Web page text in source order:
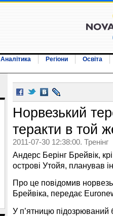
Аналітика Регіони
Освіта
Норвезький
теракти в той
2011-07-30 12:38:00. Тренінг
Андерс Берінг Брейвік,
острові Утойя, планував
Про це повідомив
Брейвіка, передає
У п’ятницю підозрюваний